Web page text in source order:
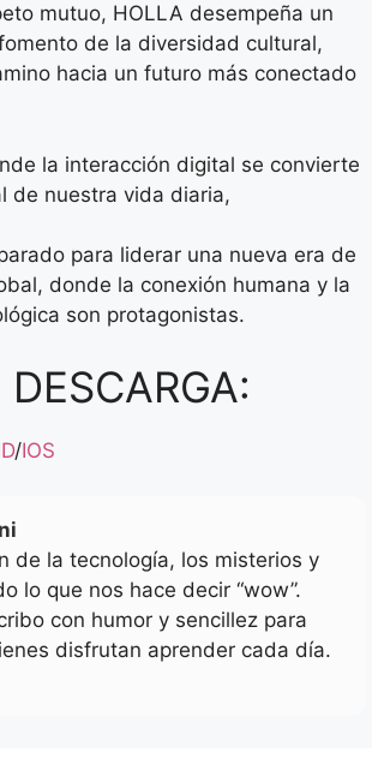
mutuo, HOLLA desempeña un
de la diversidad cultural,
hacia un futuro más conectado
la interacción digital se convierte
de nuestra vida diaria,
para liderar una nueva era de
donde la conexión humana y la
son protagonistas.
/IOS
de la tecnología, los misterios y
lo que nos hace decir “wow”.
con humor y sencillez para
disfrutan aprender cada día.